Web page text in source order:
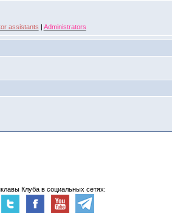
assistants | Administrators
Клуба в социальных сетях: